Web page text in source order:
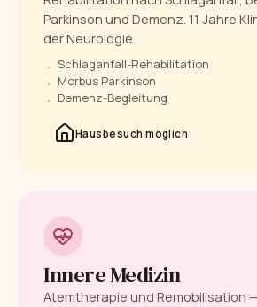
Parkinson und Demenz. 11 Jahre
der Neurologie.
Schlaganfall-Rehabilitation
Morbus Parkinson
Demenz-Begleitung
Hausbesuch möglich
Innere Medizin
Atemtherapie und Remobilisation